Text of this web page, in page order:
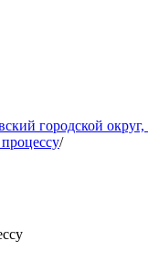
городской округ,
/